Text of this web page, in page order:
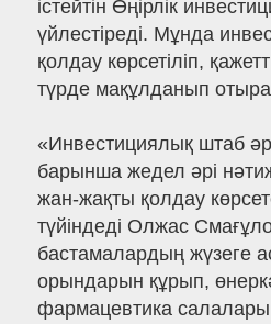
істейтін Өңірлік
үйлестіреді. Мұнда
қолдау көрсетіліп,
түрде мақұлданып
«Инвестициялық штаб
барынша жедел әрі
жан-жақты қолдау
түйіндеді Олжас
бастамалардың жүзеге
орындарын құрып,
фармацевтика